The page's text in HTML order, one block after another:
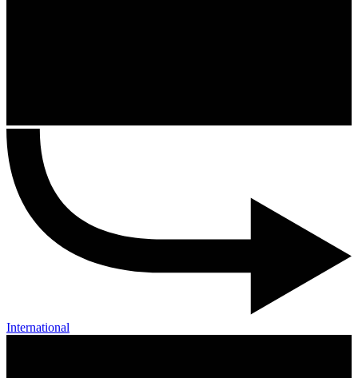
International